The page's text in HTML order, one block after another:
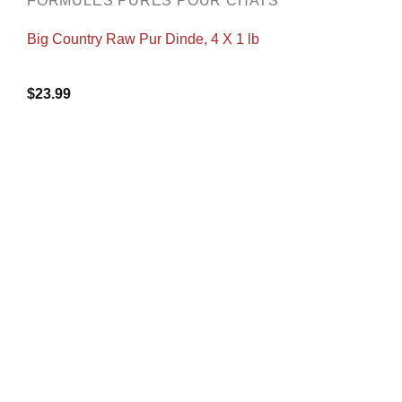
Big Country Raw Pur Dinde, 4 X 1 lb
$23.99